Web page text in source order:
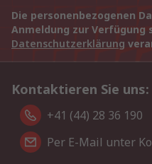
Die personenbezogenen
Anmeldung zur Verfügung
Datenschutzerklärung
Kontaktieren Sie uns:
+41 (44) 28 36 190
Per E-Mail unter